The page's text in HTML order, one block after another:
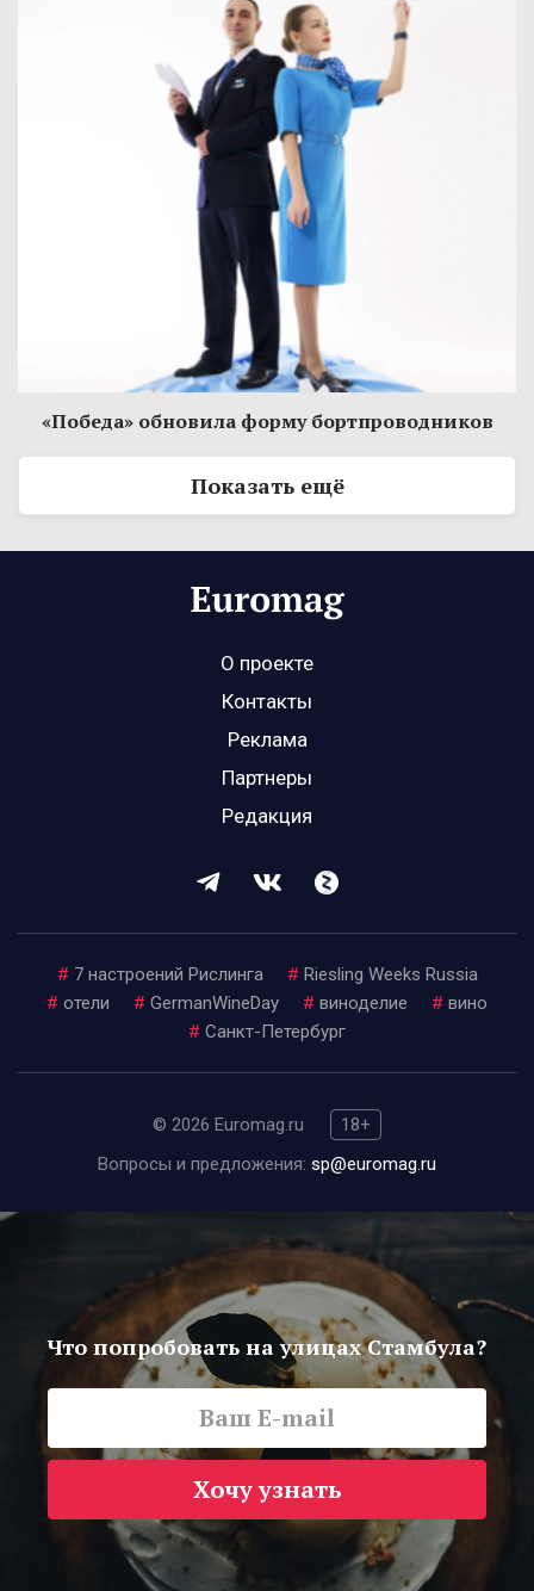
«Победа» обновила форму бортпроводников
Показать ещё
О проекте
Контакты
Реклама
Партнеры
Редакция
# 7 настроений Рислинга # Riesling Weeks Russia
# отели # GermanWineDay # виноделие # вино
# Санкт-Петербург
© 2026 Euromag.ru
18+
Вопросы и предложения: sp@euromag.ru
Что попробовать на улицах Стамбула?
Хочу узнать